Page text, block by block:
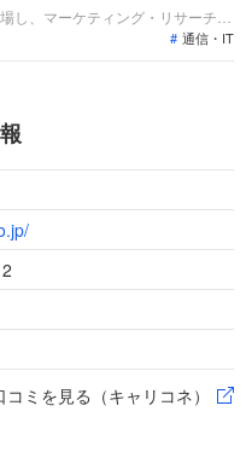
し、マーケティング・リサーチ事
期より連結決算を開始し、売上高
となりました。豊富な自社パネル
通信・IT
ミを見る（キャリコネ）